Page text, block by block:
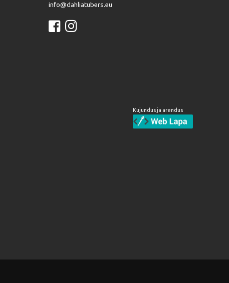
info@dahliatubers.eu
Kujundus ja arendus